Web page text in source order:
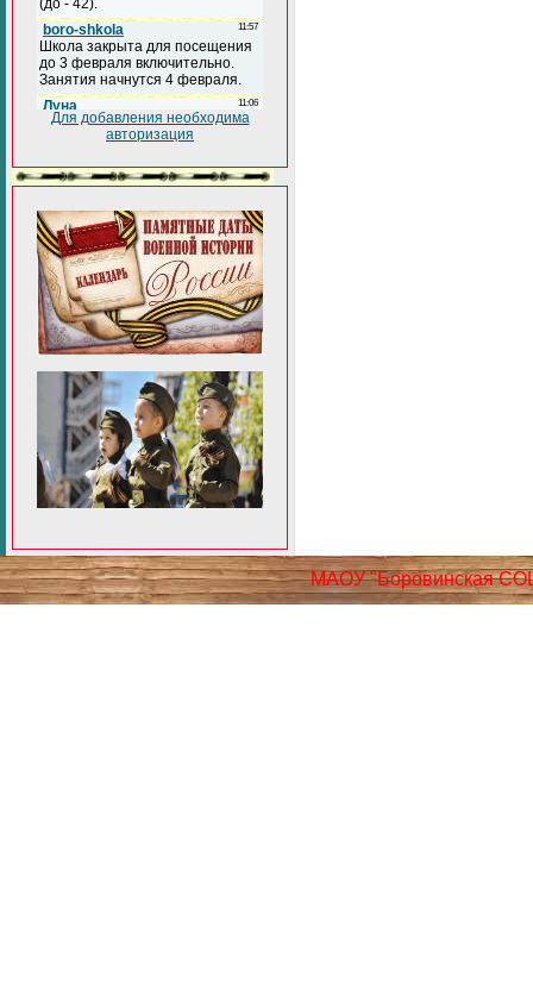
Для добавления необходима
авторизация
МАОУ "Боровинская